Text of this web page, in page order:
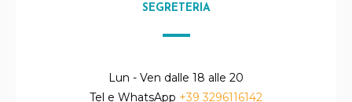
SEGRETERIA
Lun - Ven dalle 18 alle 20
Tel e WhatsApp +39 3296116142